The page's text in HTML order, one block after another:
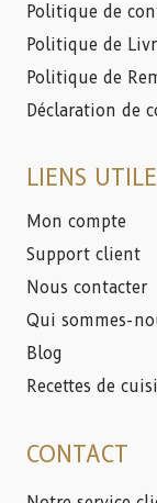
Politique de
Politique de
Politique de
Déclaration de
LIENS
Mon compte
Support client
Nous contacter
Qui sommes-
Blog
Recettes de
CONTACT